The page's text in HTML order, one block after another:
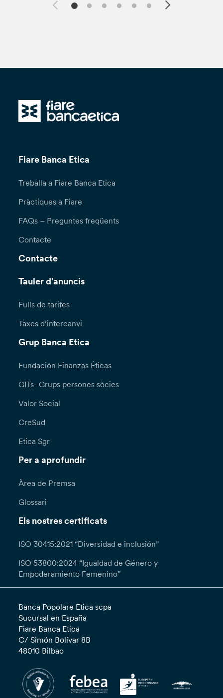
Fiare Banca Etica
Treballa a Fiare Banca Etica
Pràctiques a Fiare
FAQs – Preguntes freqüents
Contacte
Contacte
Tauler d'anuncis
Fulls de tarifes
Taxes d’intercanvi
Grup Banca Etica
Fundación Finanzas Éticas
GITs- Grups persones sòcies
Valor Social
CreSud
Etica Sgr
Per a aprofundir
Àrea de Premsa
Glossari
Els nostres certificats
ISO 30415:2021 “Diversidad e inclusión”
ISO 53800:2024 “Igualdad de Género y
Empoderamiento Femenino”
Banca Popolare Etica scpa
Sucursal en España
Fiare Banca Etica
C/ Simón Bolívar 8B
48010 Bilbao